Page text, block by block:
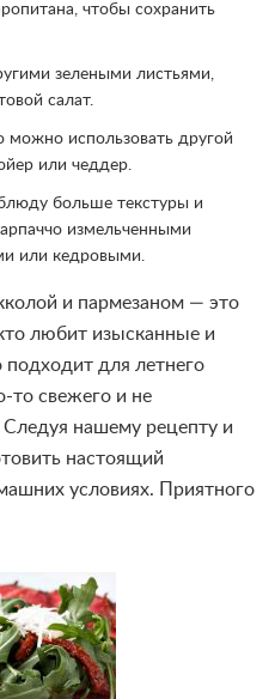
чтобы сохранить
зелеными листьями,
салат.
можно использовать другой
или чеддер.
больше текстуры и
измельченными
или кедровыми.
и пармезаном — это
любит изысканные и
для летнего
то свежего и не
нашему рецепту и
настоящий
условиях. Приятного